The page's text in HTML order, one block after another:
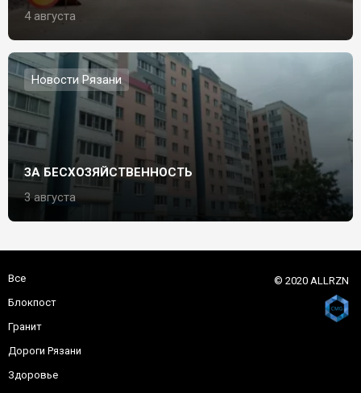
4 августа
Новости Рязани
ЗА БЕСХОЗЯЙСТВЕННОСТЬ
3 августа
Все
Блокпост
Гранит
Дороги Рязани
Здоровье
© 2020 ALLRZN